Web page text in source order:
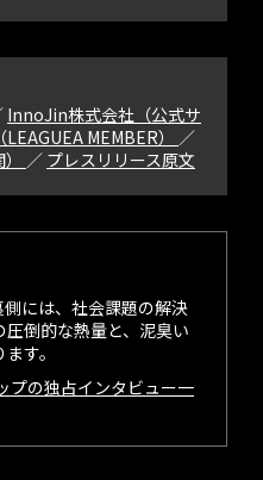
InnoJin株式会社（公式サ
MEMBER） ／
／ プレスリリース原文
には、社会課題の解決
倒的な熱量と、泥臭い
す。
プの独占インタビュー一